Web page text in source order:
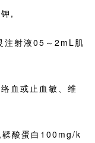
,
注射液05～2mL肌
血或止血敏、维
酸蛋白100mg/k